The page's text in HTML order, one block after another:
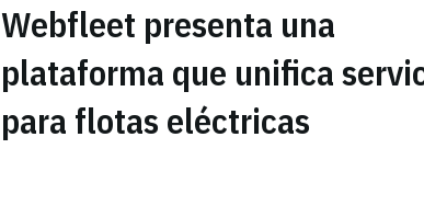
Webfleet presenta una
plataforma que unifica
para flotas eléctricas